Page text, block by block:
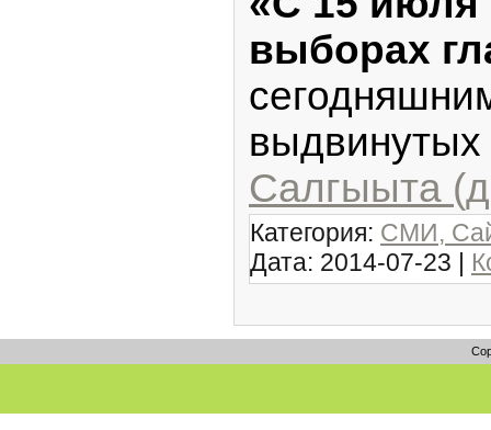
выборах
Салгыыта
Категория: СМИ,
Дата: 2014-07-23 |